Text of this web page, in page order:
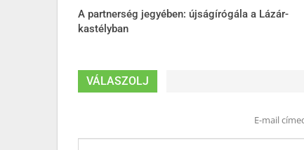
A partnerség jegyében: újságírógála a Lázár-
kastélyban
VÁLASZOLJ
E-mail